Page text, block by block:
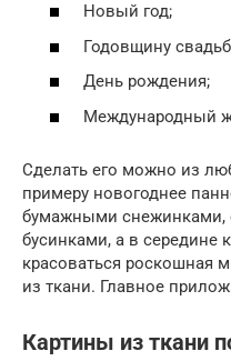
Новый год;
Годовщину
День рождения;
Международный
Сделать его можно из
примеру новогоднее
бумажными снежинками,
бусинками, а в середине
красоваться роскошная
из ткани. Главное
Картины из ткани